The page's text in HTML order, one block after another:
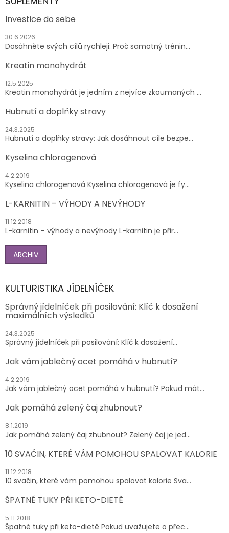
Investice do sebe
30.6.2026
Dosáhněte svých cílů rychleji: Proč samotný trénin...
Kreatin monohydrát
12.5.2025
Kreatin monohydrát je jedním z nejvíce zkoumaných ...
Hubnutí a doplňky stravy
24.3.2025
Hubnutí a doplňky stravy: Jak dosáhnout cíle bezpe...
Kyselina chlorogenová
4.2.2019
Kyselina chlorogenová Kyselina chlorogenová je fy...
L-KARNITIN – VÝHODY A NEVÝHODY
11.12.2018
L-karnitin – výhody a nevýhody L-karnitin je přir...
ARCHIV
KULTURISTIKA JÍDELNÍČEK
Správný jídelníček při posilování: Klíč k dosažení
maximálních výsledků
24.3.2025
Správný jídelníček při posilování: Klíč k dosažení...
Jak vám jablečný ocet pomáhá v hubnutí?
4.2.2019
Jak vám jablečný ocet pomáhá v hubnutí? Pokud mát...
Jak pomáhá zelený čaj zhubnout?
8.1.2019
Jak pomáhá zelený čaj zhubnout? Zelený čaj je jed...
10 SVAČIN, KTERÉ VÁM POMOHOU SPALOVAT KALORIE
11.12.2018
10 svačin, které vám pomohou spalovat kalorie Sva...
ŠPATNÉ TUKY PŘI KETO-DIETĚ
5.11.2018
Špatné tuky při keto-dietě Pokud uvažujete o přec...